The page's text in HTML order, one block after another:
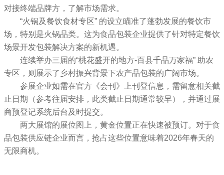
对接终端品牌方，了解市场需求。
“火锅及餐饮食材专区” 的设立瞄准了蓬勃发展的餐饮市
场，特别是火锅品类。这为食品包装企业提供了针对特定餐饮
场景开发包装解决方案的新机遇。
连续举办三届的“桃花盛开的地方-百县千品万家福” 助农
专区，则展示了乡村振兴背景下农产品包装的广阔市场。
参展企业如需在官方《会刊》上刊登信息，需留意相关截
止日期（参考往届安排，此类截止日期通常较早），并通过展
商预登记系统后台及时提交。
两大展馆的展位图上，黄金位置正在快速被预订。对于食
品包装供应链企业而言，抢占这些位置意味着2026年春天的
无限商机。